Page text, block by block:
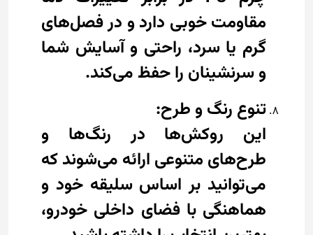
مقاومت خوبی دارد و در فصل‌های
گرم یا سرد، راحتی و آسایش شما
و سرنشینان را حفظ می‌کند.
تنوع رنگ و طرح:
این روکش‌ها در رنگ‌ها و
طرح‌های متنوعی ارائه می‌شوند که
می‌توانید بر اساس سلیقه خود و
هماهنگی با فضای داخلی خودرو،